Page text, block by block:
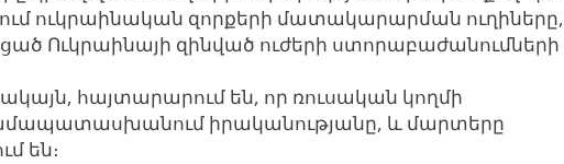
ուկրաինական զորքերի մատակարարման ուղիները,
Ուկրաինայի զինված ուժերի ստորաբաժանումների
հայտարարում են, որ ռուսական կողմի
իրականությանը, և մարտերը
են։